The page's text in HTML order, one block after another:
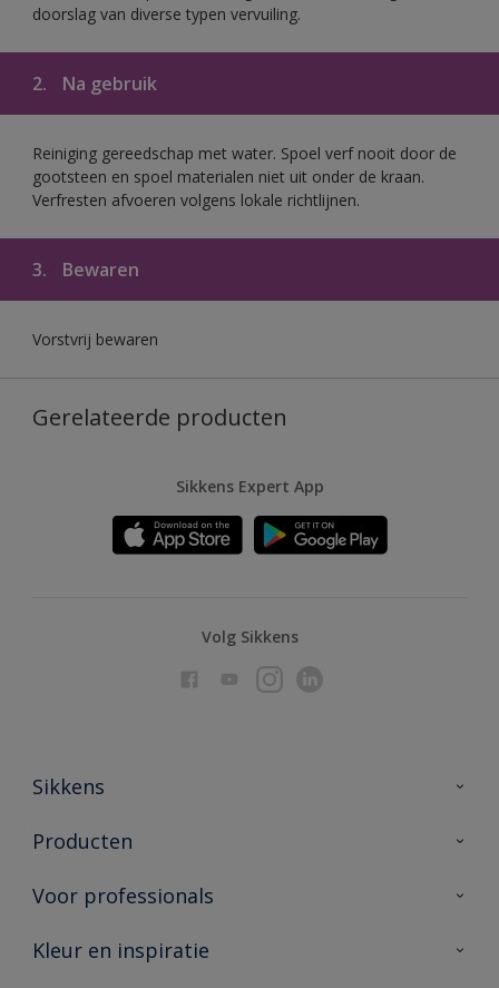
doorslag van diverse typen vervuiling.
2. Na gebruik
Reiniging gereedschap met water. Spoel verf nooit door de
gootsteen en spoel materialen niet uit onder de kraan.
Verfresten afvoeren volgens lokale richtlijnen.
3. Bewaren
Vorstvrij bewaren
Gerelateerde producten
Sikkens Expert App
Volg Sikkens
Sikkens
Over Sikkens
Duurzaamheid
Producten
Producten voor binnen
Vind je verkooppunt
Voor professionals
Advies & service
Kleur en inspiratie